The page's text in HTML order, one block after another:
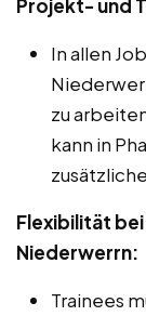
Projekt- und
In allen
zu
kann in
Flexibilität
Niederwerrn:
Trainees